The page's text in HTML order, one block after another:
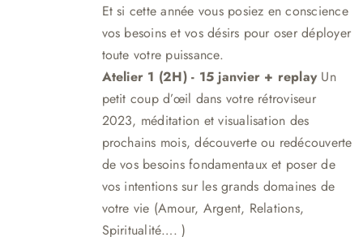
119,00 €
à
Et si cette année vous posiez en conscience
vos besoins et vos désirs pour oser déployer
toute votre puissance.
Atelier 1 (2H) - 15 janvier + replay Un
petit coup d’œil dans votre rétroviseur
2023, méditation et visualisation des
prochains mois, découverte ou redécouverte
de vos besoins fondamentaux et poser de
vos intentions sur les grands domaines de
votre vie (Amour, Argent, Relations,
Spiritualité…. )